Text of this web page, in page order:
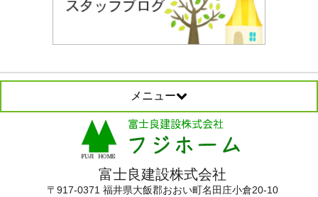
メニュー
富士良建設株式会社
〒917-0371 福井県大飯郡おおい町名田庄小倉20-10